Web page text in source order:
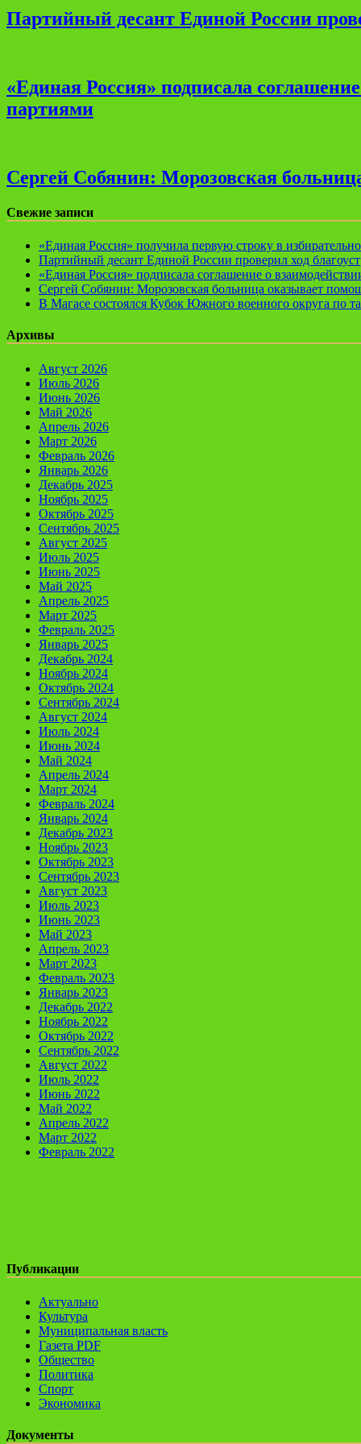
Партийный десант Единой России
«Единая Россия» подписала
партиями
Сергей Собянин: Морозовская
Свежие записи
«Единая Россия» получила первую строку в
Партийный десант Единой России проверил ход
«Единая Россия» подписала соглашение о
Сергей Собянин: Морозовская больница оказывает
В Магасе состоялся Кубок Южного военного округа по
Архивы
Август 2026
Июль 2026
Июнь 2026
Май 2026
Апрель 2026
Март 2026
Февраль 2026
Январь 2026
Декабрь 2025
Ноябрь 2025
Октябрь 2025
Сентябрь 2025
Август 2025
Июль 2025
Июнь 2025
Май 2025
Апрель 2025
Март 2025
Февраль 2025
Январь 2025
Декабрь 2024
Ноябрь 2024
Октябрь 2024
Сентябрь 2024
Август 2024
Июль 2024
Июнь 2024
Май 2024
Апрель 2024
Март 2024
Февраль 2024
Январь 2024
Декабрь 2023
Ноябрь 2023
Октябрь 2023
Сентябрь 2023
Август 2023
Июль 2023
Июнь 2023
Май 2023
Апрель 2023
Март 2023
Февраль 2023
Январь 2023
Декабрь 2022
Ноябрь 2022
Октябрь 2022
Сентябрь 2022
Август 2022
Июль 2022
Июнь 2022
Май 2022
Апрель 2022
Март 2022
Февраль 2022
Публикации
Актуально
Культура
Муниципальная власть
Газета PDF
Общество
Политика
Спорт
Экономика
Документы